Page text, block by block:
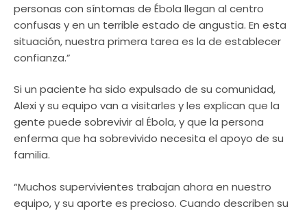
personas con síntomas de Ébola llegan al centro
confusas y en un terrible estado de angustia. En esta
situación, nuestra primera tarea es la de establecer
confianza.”
Si un paciente ha sido expulsado de su comunidad,
Alexi y su equipo van a visitarles y les explican que la
gente puede sobrevivir al Ébola, y que la persona
enferma que ha sobrevivido necesita el apoyo de su
familia.
“Muchos supervivientes trabajan ahora en nuestro
equipo, y su aporte es precioso. Cuando describen su